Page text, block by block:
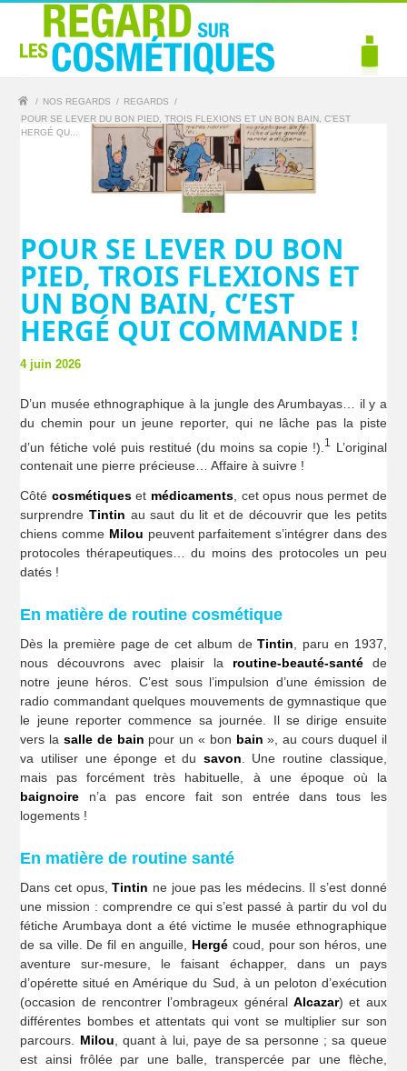
/ NOS REGARDS / REGARDS
/
POUR SE LEVER DU BON PIED, TROIS FLEXIONS ET UN BON BAIN, C’EST
HERGÉ QU...
POUR SE LEVER DU BON
PIED, TROIS FLEXIONS ET
UN BON BAIN, C’EST
HERGÉ QUI COMMANDE !
4 juin 2026
D’un musée ethnographique à la jungle des Arumbayas… il y a
du chemin pour un jeune reporter, qui ne lâche pas la piste
d’un fétiche volé puis restitué (du moins sa copie !). 1
L’original
contenait une pierre précieuse… Affaire à suivre !
Côté cosmétiqueset médicaments, cet opus nous permet de
surprendre Tintin au saut du lit et de découvrir que les petits
chiens comme Milou peuvent parfaitement s’intégrer dans des
protocoles thérapeutiques… du moins des protocoles un peu
datés !
En matière de routine cosmétique
Dès la première page de cet album deTintin, paru en 1937,
nous découvrons avec plaisir la routine-beauté-santéde
notre jeune héros. C’est sous l’impulsion d’une émission de
radio commandant quelques mouvements de gymnastique que
le jeune reporter commence sa journée. Il se dirige ensuite
vers lasalle de bain pour un « bon bain », au cours duquel il
va utiliser une éponge et du savon. Une routine classique,
mais pas forcément très habituelle, à une époque où la
baignoire n’a pas encore fait son entrée dans tous les
logements !
En matière de routine santé
Dans cet opus,Tintin ne joue pas les médecins. Il s’est donné
une mission : comprendre ce qui s’est passé à partir du vol du
fétiche Arumbaya dont a été victime le musée ethnographique
de sa ville. De fil en anguille, Hergé coud, pour son héros, une
aventure sur-mesure, le faisant échapper, dans un pays
d’opérette situé en Amérique du Sud, à un peloton d’exécution
(occasion de rencontrer l’ombrageux général Alcazar) et aux
différentes bombes et attentats qui vont se multiplier sur son
parcours. Milou , quant à lui, paye de sa personne ; sa queue
est ainsi frôlée par une balle, transpercée par une flèche,